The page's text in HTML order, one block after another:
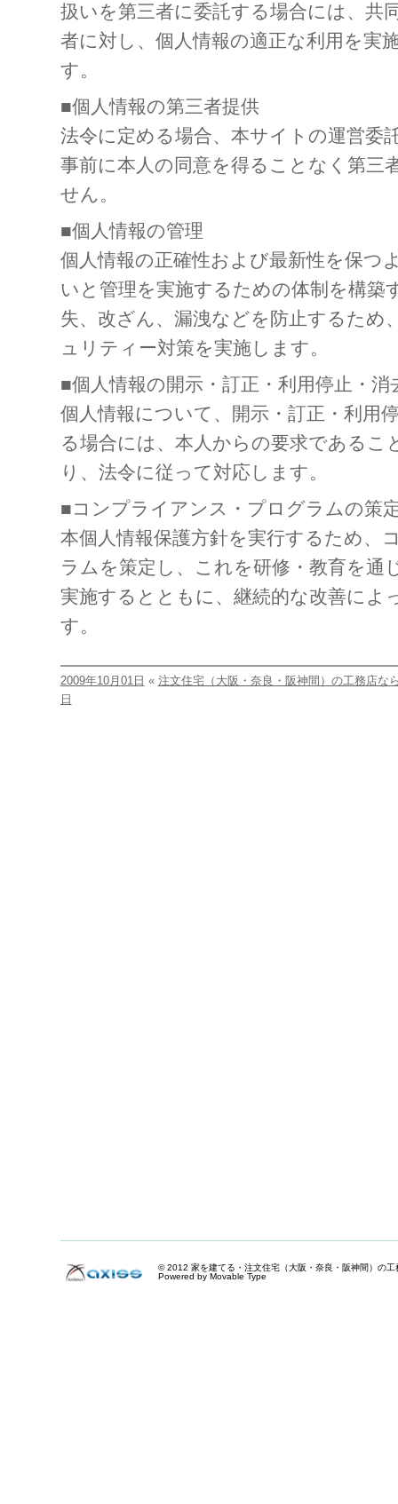
扱いを第三者に委託する場合には、共
者に対し、個人情報の適正な利用を実
す。
■個人情報の第三者提供
法令に定める場合、本サイトの運営委
事前に本人の同意を得ることなく第三
せん。
■個人情報の管理
個人情報の正確性および最新性を保つ
いと管理を実施するための体制を構築
失、改ざん、漏洩などを防止するため
ュリティー対策を実施します。
■個人情報の開示・訂正・利用停止・消
個人情報について、開示・訂正・利用
る場合には、本人からの要求であるこ
り、法令に従って対応します。
■コンプライアンス・プログラムの策
本個人情報保護方針を実行するため、
ラムを策定し、これを研修・教育を通
実施するとともに、継続的な改善によ
す。
2009年10月01日 « 注文住宅（大阪・奈良・阪神間）の工務店な
日
© 2012 家を建てる・注文住宅（大阪・奈良・阪神間）の
Powered by Movable Type